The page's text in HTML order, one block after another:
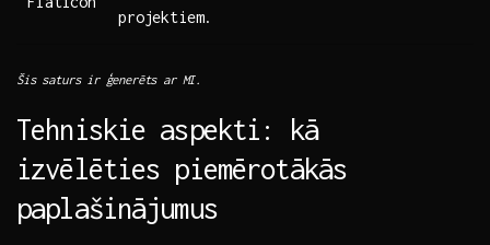
projektiem.
Šis saturs ⁢ir ģenerēts ar ⁣MI.
Tehniskie aspekti: kā
izvēlēties‌ piemērotākās
paplašinājumus